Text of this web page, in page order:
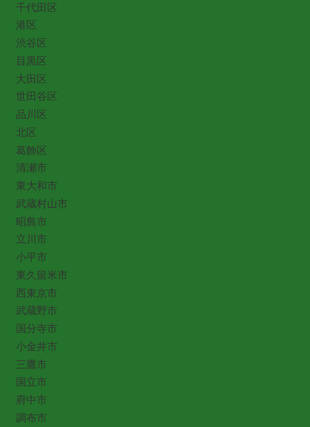
千代田区
港区
渋谷区
目黒区
大田区
世田谷区
品川区
北区
葛飾区
清瀬市
東大和市
武蔵村山市
昭島市
立川市
小平市
東久留米市
西東京市
武蔵野市
国分寺市
小金井市
三鷹市
国立市
府中市
調布市